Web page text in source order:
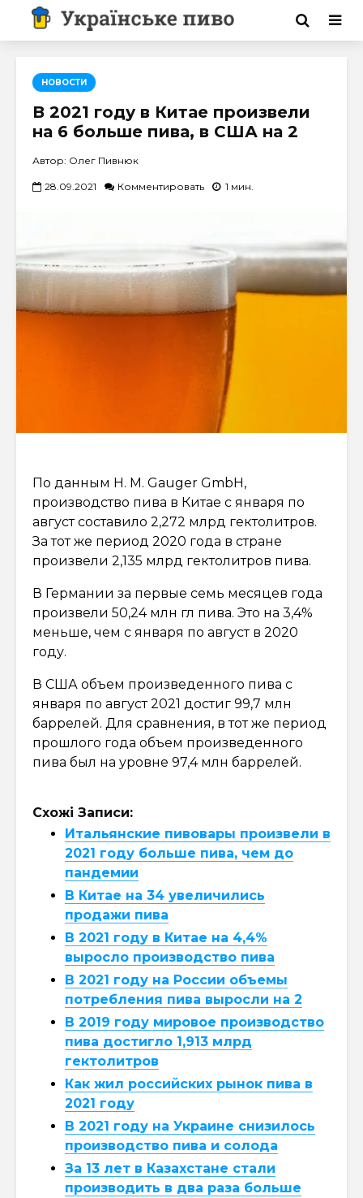
НОВОСТИ
В 2021 году в Китае произвели
на 6 больше пива, в США на 2
Автор: Олег Пивнюк
28.09.2021 Комментировать 1 мин.
По данным H. M. Gauger GmbH,
производство пива в Китае с января по
август составило 2,272 млрд гектолитров.
За тот же период 2020 года в стране
произвели 2,135 млрд гектолитров пива.
В Германии за первые семь месяцев года
произвели 50,24 млн гл пива. Это на 3,4%
меньше, чем с января по август в 2020
году.
В США объем произведенного пива с
января по август 2021 достиг 99,7 млн
баррелей. Для сравнения, в тот же период
прошлого года объем произведенного
пива был на уровне 97,4 млн баррелей.
Схожі Записи:
Итальянские пивовары произвели в
2021 году больше пива, чем до
пандемии
В Китае на 34 увеличились
продажи пива
В 2021 году в Китае на 4,4%
выросло производство пива
В 2021 году на России объемы
потребления пива выросли на 2
В 2019 году мировое производство
пива достигло 1,913 млрд
гектолитров
Как жил российских рынок пива в
2021 году
В 2021 году на Украине снизилось
производство пива и солода
За 13 лет в Казахстане стали
производить в два раза больше